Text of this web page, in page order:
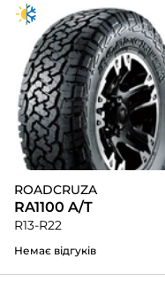
ROADCRUZA
RA1100 A/T
R13-R22
Немає відгуків